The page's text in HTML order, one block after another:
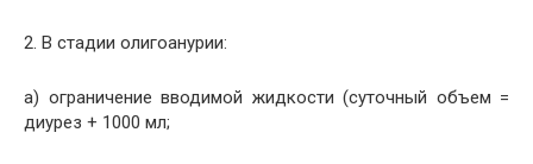
2. В стадии олигоанурии:
а) ограничение вводимой жидкости (суточный объем =
диурез + 1000 мл;